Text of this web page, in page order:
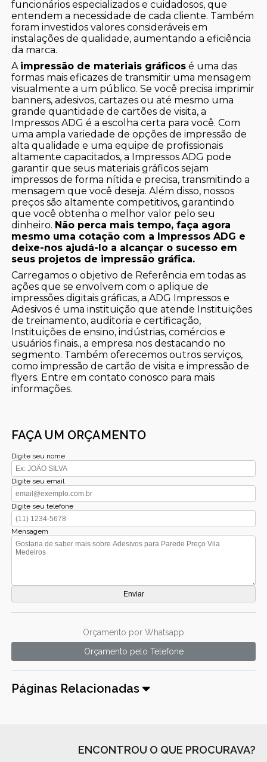
funcionários especializados e cuidadosos, que
entendem a necessidade de cada cliente. Também
foram investidos valores consideráveis em
instalações de qualidade, aumentando a eficiência
da marca.
A impressão de materiais gráficos é uma das
formas mais eficazes de transmitir uma mensagem
visualmente a um público. Se você precisa imprimir
banners, adesivos, cartazes ou até mesmo uma
grande quantidade de cartões de visita, a
Impressos ADG é a escolha certa para você. Com
uma ampla variedade de opções de impressão de
alta qualidade e uma equipe de profissionais
altamente capacitados, a Impressos ADG pode
garantir que seus materiais gráficos sejam
impressos de forma nítida e precisa, transmitindo a
mensagem que você deseja. Além disso, nossos
preços são altamente competitivos, garantindo
que você obtenha o melhor valor pelo seu
dinheiro. Não perca mais tempo, faça agora
mesmo uma cotação com a Impressos ADG e
deixe-nos ajudá-lo a alcançar o sucesso em
seus projetos de impressão gráfica.
Carregamos o objetivo de Referência em todas as
ações que se envolvem com o aplique de
impressões digitais gráficas, a ADG Impressos e
Adesivos é uma instituição que atende Instituições
de treinamento, auditoria e certificação,
Instituições de ensino, indústrias, comércios e
usuários finais., a empresa nos destacando no
segmento. Também oferecemos outros serviços,
como impressão de cartão de visita e impressão de
flyers. Entre em contato conosco para mais
informações.
FAÇA UM ORÇAMENTO
Digite seu nome
Digite seu email
Digite seu telefone
Mensagem
Orçamento por Whatsapp
Orçamento pelo Telefone
Páginas Relacionadas
ENCONTROU O QUE PROCURAVA?